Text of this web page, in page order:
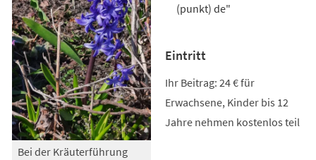
Bei der Kräuterführung
(punkt) de"
Eintritt
Ihr Beitrag: 24 € für
Erwachsene, Kinder bis 12
Jahre nehmen kostenlos teil